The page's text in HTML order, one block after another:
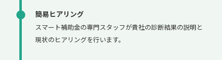
簡易ヒアリング
スマート補助金の専門スタッフが貴社の診断結果の説明と
現状のヒアリングを行います。